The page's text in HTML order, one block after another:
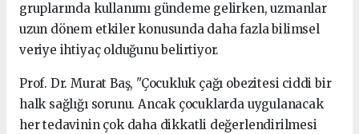
gruplarında kullanımı gündeme gelirken, uzmanlar
uzun dönem etkiler konusunda daha fazla bilimsel
veriye ihtiyaç olduğunu belirtiyor.
Prof. Dr. Murat Baş, "Çocukluk çağı obezitesi ciddi bir
halk sağlığı sorunu. Ancak çocuklarda uygulanacak
her tedavinin çok daha dikkatli değerlendirilmesi